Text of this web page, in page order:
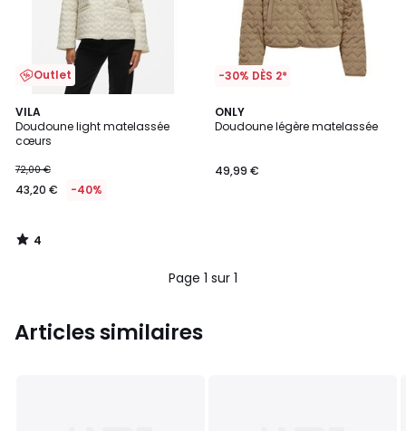
Outlet
VILA
Doudoune light matelassée
cœurs
72,00 €
43,20 € -40%
4
/
5
4
/
-30% DÈS 2*
ONLY
Doudoune légère matelassée
49,99 €
Page 1 sur 1
Articles similaires